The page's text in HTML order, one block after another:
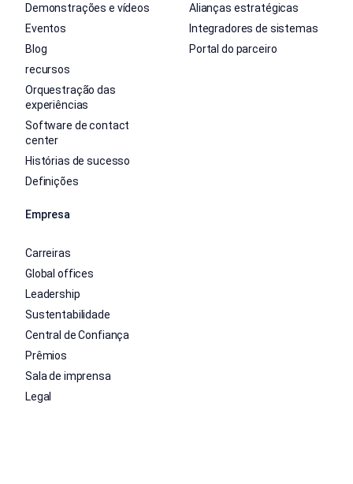
Demonstrações e vídeos
Eventos
Blog
recursos
Orquestração das
experiências
Software de contact
center
Histórias de sucesso
Definições
Alianças estratégicas
Integradores de sistemas
Portal do parceiro
Empresa
Carreiras
Global offices
Leadership
Sustentabilidade
Central de Confiança
Prêmios
Sala de imprensa
Legal